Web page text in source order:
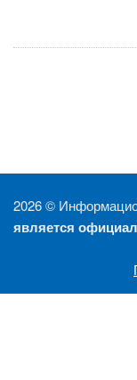
2026 ©
является